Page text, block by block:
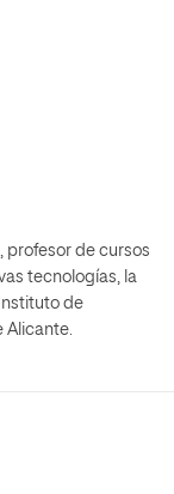
profesor de cursos
tecnologías, la
de
Alicante.